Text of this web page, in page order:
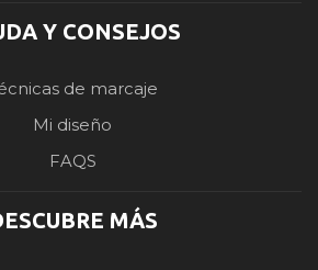
Y CONSEJOS
de marcaje
Mi diseño
FAQS
MÁS